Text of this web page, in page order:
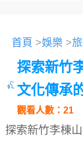
首頁 >娛樂 >
探索新竹
文化傳承
觀看人數：21
探索新竹李棟